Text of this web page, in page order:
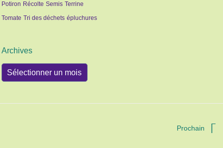
Potiron Récolte Semis Terrine
Tomate Tri des déchets épluchures
Archives
Archives
Prochain